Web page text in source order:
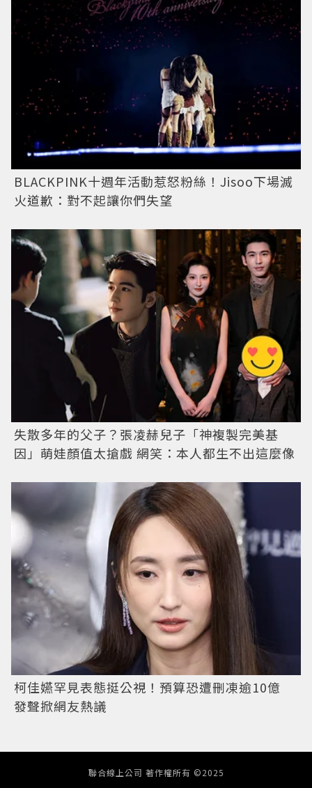
BLACKPINK十週年活動惹怒粉絲！Jisoo下場滅
火道歉：對不起讓你們失望
失散多年的父子？張凌赫兒子「神複製完美基
因」萌娃顏值太搶戲 網笑：本人都生不出這麼像
柯佳嬿罕見表態挺公視！預算恐遭刪凍逾10億
發聲掀網友熱議
聯合線上公司 著作權所有 ©2025